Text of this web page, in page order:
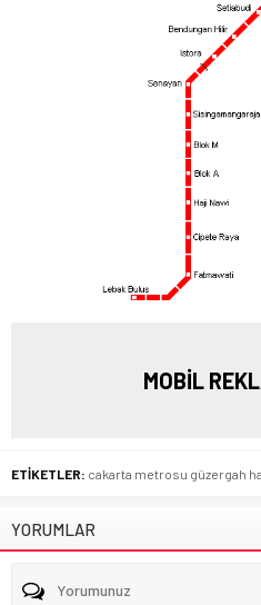
MOBİL
ETİKETLER: cakarta metrosu güzergah
YORUMLAR